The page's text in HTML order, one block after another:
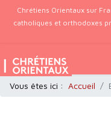
Chrétiens Orientaux sur
catholiques et orthodoxes
Vous êtes ici : Accueil